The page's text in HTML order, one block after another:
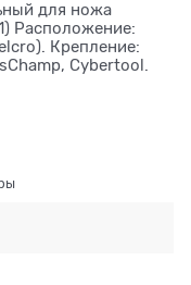
для ножа
Расположение:
Крепление:
Cybertool.